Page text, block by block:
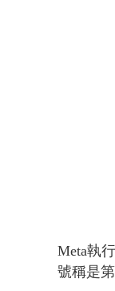
Meta執
號稱是